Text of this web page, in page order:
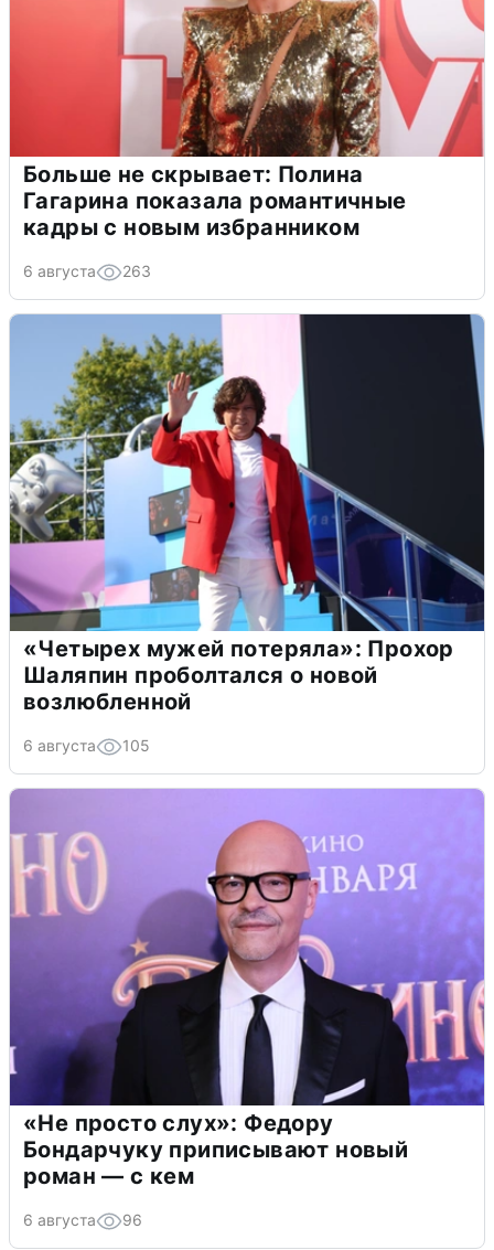
Больше не скрывает: Полина
Гагарина показала романтичные
кадры с новым избранником
6 августа 263
«Четырех мужей потеряла»: Прохор
Шаляпин проболтался о новой
возлюбленной
6 августа 105
«Не просто слух»: Федору
Бондарчуку приписывают новый
роман — с кем
6 августа 96